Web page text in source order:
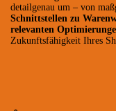
detailgenau um – von
Schnittstellen zu
relevanten
Zukunftsfähigkeit Ihres